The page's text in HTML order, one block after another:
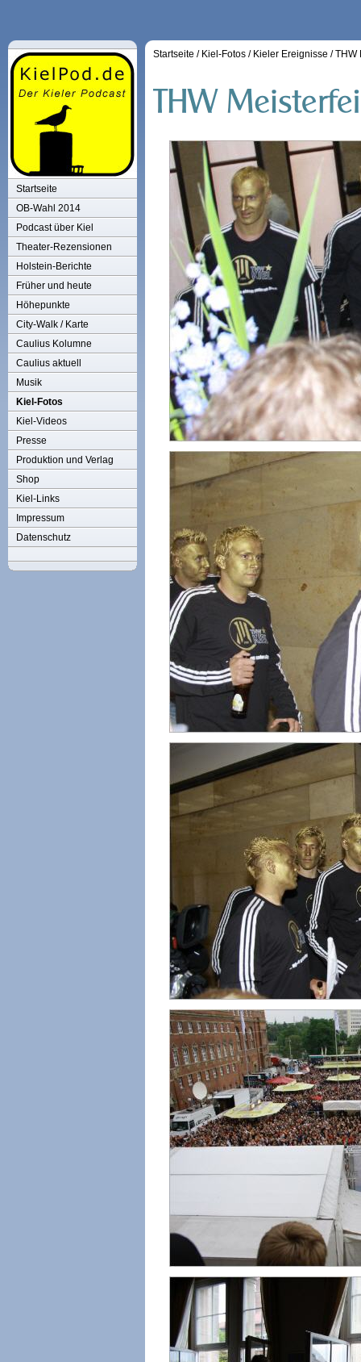
Startseite
OB-Wahl 2014
Podcast über Kiel
Theater-Rezensionen
Holstein-Berichte
Früher und heute
Höhepunkte
City-Walk / Karte
Caulius Kolumne
Caulius aktuell
Musik
Kiel-Fotos
Kiel-Videos
Presse
Produktion und Verlag
Shop
Kiel-Links
Impressum
Datenschutz
Startseite / Kiel-Fotos / Kieler Ereignisse /THW